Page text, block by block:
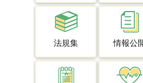
法規集 情報公